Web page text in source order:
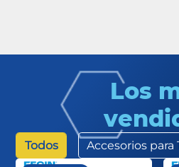
Los
Todos Accesorios para